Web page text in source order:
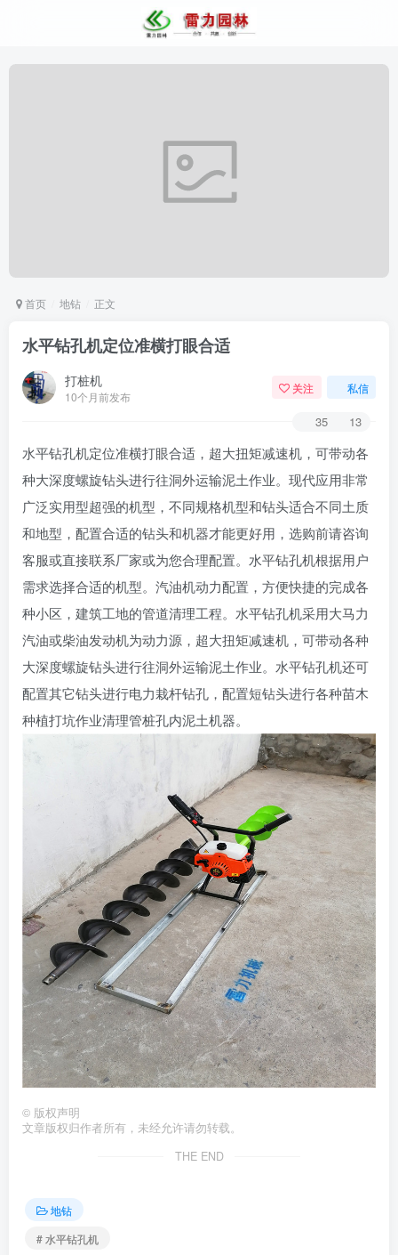
首页 地钻 正文
水平钻孔机定位准横打眼合适
打桩机
10个月前发布
关注 私信
35 13
水平钻孔机定位准横打眼合适，超大扭矩减速机，可带动各
种大深度螺旋钻头进行往洞外运输泥土作业。现代应用非常
广泛实用型超强的机型，不同规格机型和钻头适合不同土质
和地型，配置合适的钻头和机器才能更好用，选购前请咨询
客服或直接联系厂家或为您合理配置。水平钻孔机根据用户
需求选择合适的机型。汽油机动力配置，方便快捷的完成各
种小区，建筑工地的管道清理工程。水平钻孔机采用大马力
汽油或柴油发动机为动力源，超大扭矩减速机，可带动各种
大深度螺旋钻头进行往洞外运输泥土作业。水平钻孔机还可
配置其它钻头进行电力栽杆钻孔，配置短钻头进行各种苗木
种植打坑作业清理管桩孔内泥土机器。
© 版权声明
文章版权归作者所有，未经允许请勿转载。
THE END
地钻
# 水平钻孔机